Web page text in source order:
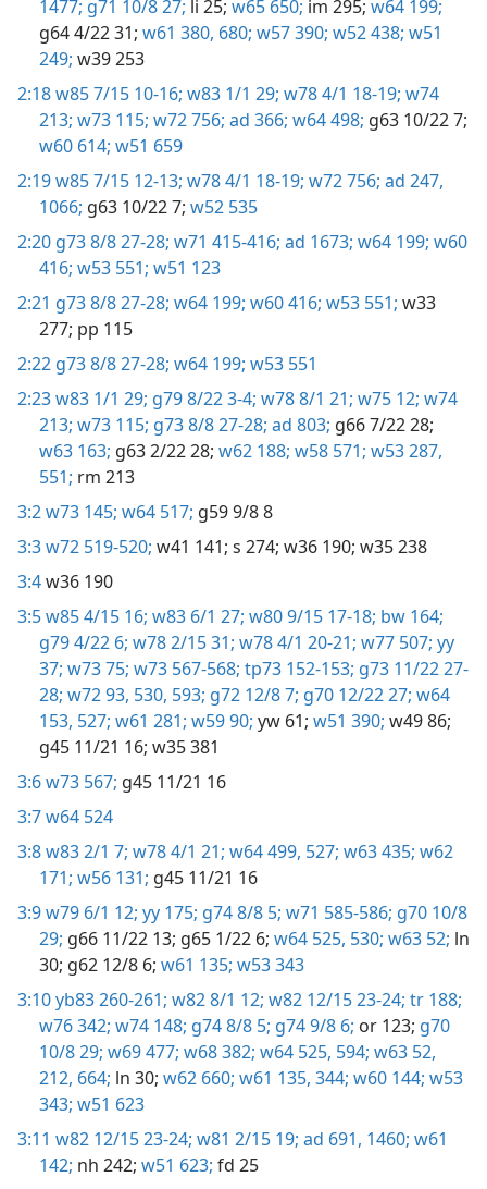
1477; g71 10/8 27; li 25; w65 650; im 295; w64 199;
g64 4/22 31; w61 380, 680; w57 390; w52 438; w51
249; w39 253
2:18w85 7/15 10-16; w83 1/1 29; w78 4/1 18-19; w74
213; w73 115; w72 756; ad 366; w64 498; g63 10/22 7;
w60 614; w51 659
2:19w85 7/15 12-13; w78 4/1 18-19; w72 756; ad 247,
1066; g63 10/22 7; w52 535
2:20 g73 8/8 27-28; w71 415-416; ad 1673; w64 199; w60
416; w53 551; w51 123
2:21 g73 8/8 27-28; w64 199; w60 416; w53 551; w33
277; pp 115
2:22 g73 8/8 27-28; w64 199; w53 551
2:23w83 1/1 29; g79 8/22 3-4; w78 8/1 21; w75 12; w74
213; w73 115; g73 8/8 27-28; ad 803; g66 7/22 28;
w63 163; g63 2/22 28; w62 188; w58 571; w53 287,
551; rm 213
3:2w73 145; w64 517; g59 9/8 8
3:3w72 519-520; w41 141; s 274; w36 190; w35 238
3:4w36 190
3:5w85 4/15 16; w83 6/1 27; w80 9/15 17-18; bw 164;
g79 4/22 6; w78 2/15 31; w78 4/1 20-21; w77 507; yy
37; w73 75; w73 567-568; tp73 152-153; g73 11/22 27-
28; w72 93, 530, 593; g72 12/8 7; g70 12/22 27; w64
153, 527; w61 281; w59 90; yw 61; w51 390; w49 86;
g45 11/21 16; w35 381
3:6w73 567; g45 11/21 16
3:7w64 524
3:8w83 2/1 7; w78 4/1 21; w64 499, 527; w63 435; w62
171; w56 131; g45 11/21 16
3:9w79 6/1 12; yy 175; g74 8/8 5; w71 585-586; g70 10/8
29; g66 11/22 13; g65 1/22 6; w64 525, 530; w63 52; ln
30; g62 12/8 6; w61 135; w53 343
3:10yb83 260-261; w82 8/1 12; w82 12/15 23-24; tr 188;
w76 342; w74 148; g74 8/8 5; g74 9/8 6; or 123; g70
10/8 29; w69 477; w68 382; w64 525, 594; w63 52,
212, 664; ln 30; w62 660; w61 135, 344; w60 144; w53
343; w51 623
3:11 w82 12/15 23-24; w81 2/15 19; ad 691, 1460; w61
142; nh 242; w51 623; fd 25